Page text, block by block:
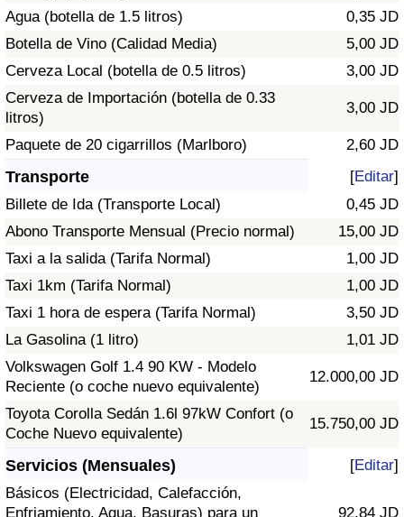
Agua (botella de 1.5 litros)
0,35 JD
Botella de Vino (Calidad Media)
5,00 JD
Cerveza Local (botella de 0.5 litros)
3,00 JD
Cerveza de Importación (botella de 0.33
litros)
3,00 JD
Paquete de 20 cigarrillos (Marlboro) 2,60 JD
Transporte [Editar]
Billete de Ida (Transporte Local)
0,45 JD
Abono Transporte Mensual (Precio normal)
15,00 JD
Taxi a la salida (Tarifa Normal)
1,00 JD
Taxi 1km (Tarifa Normal)
1,00 JD
Taxi 1 hora de espera (Tarifa Normal)
3,50 JD
La Gasolina (1 litro)
1,01 JD
Volkswagen Golf 1.4 90 KW - Modelo
Reciente (o coche nuevo equivalente)
12.000,00 JD
Toyota Corolla Sedán 1.6l 97kW Confort (o
Coche Nuevo equivalente)
15.750,00 JD
Servicios (Mensuales) [Editar]
Básicos (Electricidad, Calefacción,
Enfriamiento, Agua, Basuras) para un
92,84 JD
Índice de Tráfico
Índice de Tráfico (Actual)
Índice de Tráfico por País